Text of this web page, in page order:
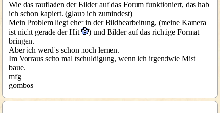
Wie das raufladen der Bilder auf das Forum funktioniert, das hab
ich schon kapiert. (glaub ich zumindest)
Mein Problem liegt eher in der Bildbearbeitung, (meine Kamera
ist nicht gerade der Hit
) und Bilder auf das richtige Format
bringen.
Aber ich werd´s schon noch lernen.
Im Vorraus scho mal tschuldigung, wenn ich irgendwie Mist
baue.
mfg
gombos